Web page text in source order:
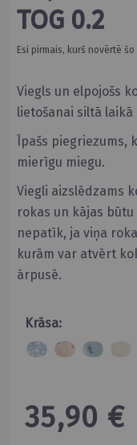
Viegls un elpojošs
lietošanai siltā laikā
Īpašs piegriezums,
mierīgu miegu.
Viegli aizslēdzams
rokas un kājas
nepatīk, ja viņa
kurām var atvērt
ārpusē.
Krāsa:
35,90 €
TOG 0.2
Esi pirmais, kurš novērtē